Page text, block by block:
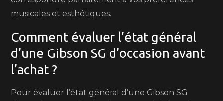
musicales et esthétiques.
Comment évaluer l’état général
d’une Gibson SG d’occasion avant
l’achat ?
Pour évaluer l’état général d’une Gibson SG